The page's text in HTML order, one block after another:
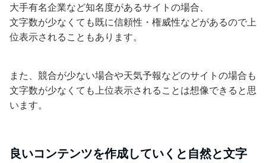
大手有名企業など知名度があるサイトの場合、
文字数が少なくても既に信頼性・権威性などがあるので上
位表示されることもあります。
また、競合が少ない場合や天気予報などのサイトの場合も
文字数が少なくても上位表示されることは想像できると思
います。
良いコンテンツを作成していくと自然と文字